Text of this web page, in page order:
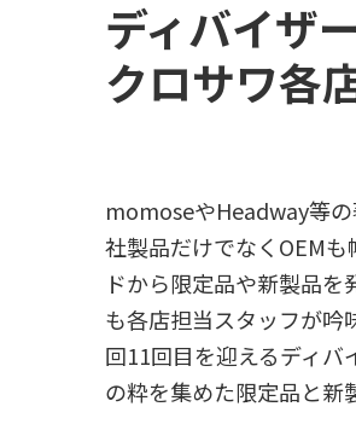
ディバイザ
クロサワ各
momoseやHeadway等
社製品だけでなくOEM
ドから限定品や新製品
も各店担当スタッフが吟
回11回目を迎えるディ
の粋を集めた限定品と新